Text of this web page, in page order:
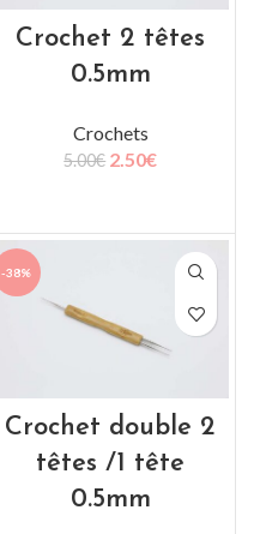
Crochet 2 têtes
0.5mm
Crochets
5.00€ 2.50€
-38%
Crochet double 2
têtes /1 tête
0.5mm